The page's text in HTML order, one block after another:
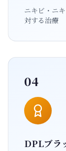
ニキビ・ニ
対する治療
04
DPLブラ